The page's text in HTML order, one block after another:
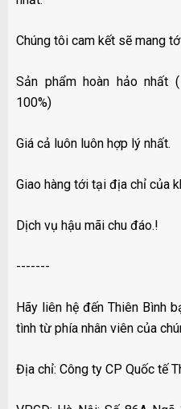
Chúng tôi cam kết sẽ mang
Sản phẩm hoàn hảo nhất
100%)
Giá cả luôn luôn hợp lý nhất.
Giao hàng tới tại địa chỉ của
Dịch vụ hậu mãi chu đáo.!
-------
Hãy liên hệ đến Thiên Bình
tình từ phía nhân viên của
Địa chỉ: Công ty CP Quốc tế